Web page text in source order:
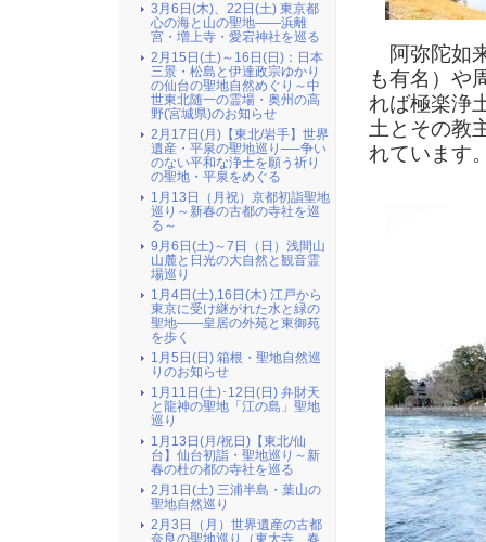
阿弥陀如
も有名）や
れば極楽浄
土とその教
れています
3月6日(木)、22日(土) 東京都
心の海と山の聖地――浜離
宮・増上寺・愛宕神社を巡る
2月15日(土)～16日(日)：日本
三景・松島と伊達政宗ゆかり
の仙台の聖地自然めぐり～中
世東北随一の霊場・奥州の高
野(宮城県)のお知らせ
2月17日(月)【東北/岩手】世界
遺産・平泉の聖地巡り──争い
のない平和な浄土を願う祈り
の聖地・平泉をめぐる
1月13日（月祝）京都初詣聖地
巡り～新春の古都の寺社を巡
る～
9月6日(土)～7日（日）浅間山
山麓と日光の大自然と観音霊
場巡り
1月4日(土),16日(木) 江戸から
東京に受け継がれた水と緑の
聖地――皇居の外苑と東御苑
を歩く
1月5日(日) 箱根・聖地自然巡
りのお知らせ
1月11日(土)･12日(日) 弁財天
と龍神の聖地「江の島」聖地
巡り
1月13日(月/祝日)【東北/仙
台】仙台初詣・聖地巡り～新
春の杜の都の寺社を巡る
2月1日(土) 三浦半島・葉山の
聖地自然巡り
2月3日（月）世界遺産の古都
奈良の聖地巡り（東大寺、春